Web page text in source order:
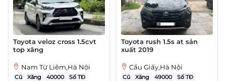
Toyota veloz cross 1.5cvt
top xăng
Nam Từ Liêm,Hà Nội
Cũ Xăng 40000 Số TĐ
Toyota rush 1.5s at sản
xuất 2019
Cầu Giấy,Hà Nội
Cũ Xăng 49000 Số TĐ